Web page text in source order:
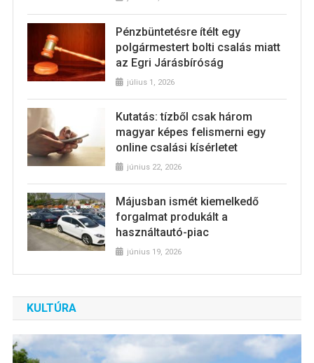
Pénzbüntetésre ítélt egy
polgármestert bolti csalás miatt
az Egri Járásbíróság
július 1, 2026
Kutatás: tízből csak három
magyar képes felismerni egy
online csalási kísérletet
június 22, 2026
Májusban ismét kiemelkedő
forgalmat produkált a
használtautó-piac
június 19, 2026
KULTÚRA